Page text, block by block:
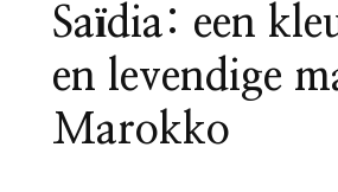
Saïdia: een
en levendige
Marokko